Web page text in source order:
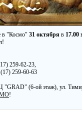
в "Космо" 31 октября в 17.00
259-62-23,
259-60-63
"GRAD" (6-ой этаж), ул.
!